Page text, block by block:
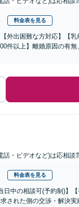
料金表を見る
外出困難な方対応】【
件以上】離婚原因の有
話・ビデオなど)は応相談
料金表を見る
日中の相談可(予約制)】
された側の交渉・解決実